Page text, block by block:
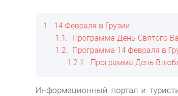
1
14 Февраля в Грузии
1.1
Программа День Святого
1.2
Программа 14 февраля в
1.2.1
Программа День
Информационный портал и